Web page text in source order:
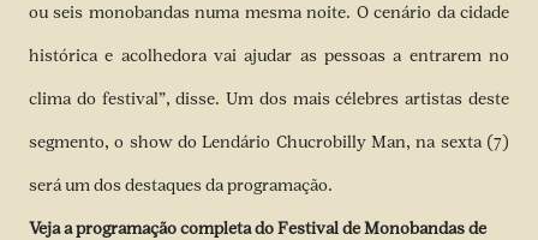
ou seis monobandas numa mesma noite. O cenário da cidade
histórica e acolhedora vai ajudar as pessoas a entrarem no
clima do festival”, disse. Um dos mais célebres artistas deste
segmento, o show do Lendário Chucrobilly Man, na sexta (7)
será um dos destaques da programação.
Veja a programação completa do Festival de Monobandas de